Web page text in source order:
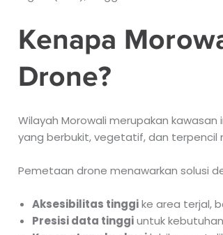
Kenapa
Drone?
Wilayah Morowali merupakan
yang berbukit, vegetatif, dan terpencil
Pemetaan drone menawarkan solusi
Aksesibilitas tinggike area terjal,
Presisi data tinggiuntuk